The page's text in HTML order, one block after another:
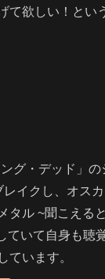
て欲しい！とい
グ・デッド」の
イクし、オス
タル ~聞こえる
ていて自身も聴
ています。